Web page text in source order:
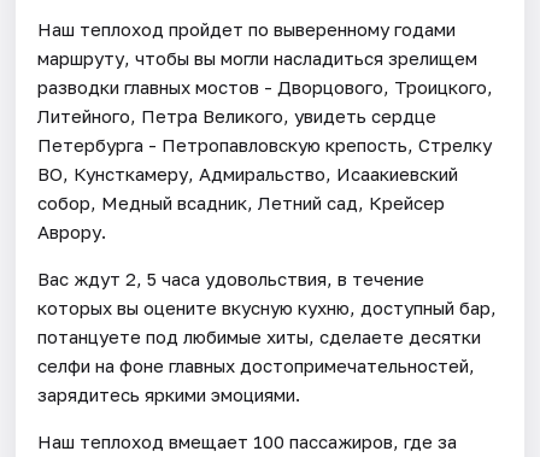
Наш теплоход пройдет по выверенному годами
маршруту, чтобы вы могли насладиться зрелищем
разводки главных мостов - Дворцового, Троицкого,
Литейного, Петра Великого, увидеть сердце
Петербурга - Петропавловскую крепость, Стрелку
ВО, Кунсткамеру, Адмиральство, Исаакиевский
собор, Медный всадник, Летний сад, Крейсер
Аврору.
Вас ждут 2, 5 часа удовольствия, в течение
которых вы оцените вкусную кухню, доступный бар,
потанцуете под любимые хиты, сделаете десятки
селфи на фоне главных достопримечательностей,
зарядитесь яркими эмоциями.
Наш теплоход вмещает 100 пассажиров, где за